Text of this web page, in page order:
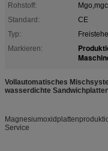
Rohstoff:
Standard:
CE
Typ:
Markieren:
Vollautomatisches
wasserdichte
Service